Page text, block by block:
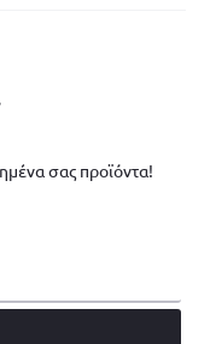
σας προϊόντα!